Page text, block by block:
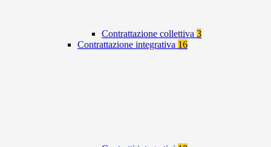
Contrattazione collettiva 3
Contrattazione integrativa 16